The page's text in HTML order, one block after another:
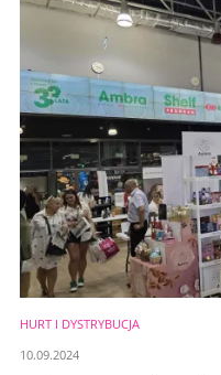
HURT I DYSTRYBUCJA
10.09.2024